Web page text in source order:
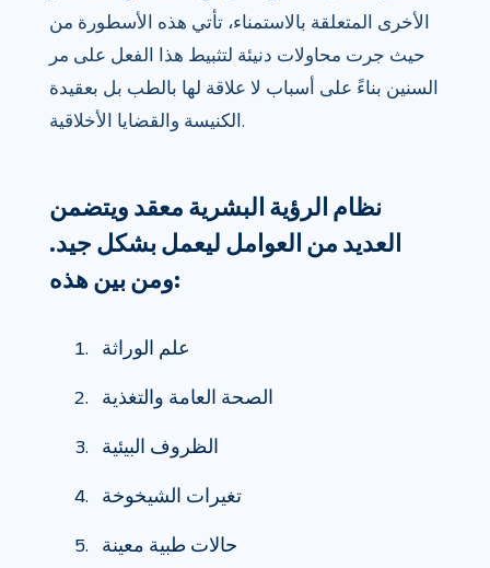
الأخرى المتعلقة بالاستمناء، تأتي هذه الأسطورة من
حيث جرت محاولات دنيئة لتثبيط هذا الفعل على مر
السنين بناءً على أسباب لا علاقة لها بالطب بل بعقيدة
الكنيسة والقضايا الأخلاقية.
نظام الرؤية البشرية معقد ويتضمن
العديد من العوامل ليعمل بشكل جيد.
ومن بين هذه:
علم الوراثة
الصحة العامة والتغذية
الظروف البيئية
تغيرات الشيخوخة
حالات طبية معينة